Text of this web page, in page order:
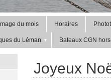
Image du mois Horaires
du Léman Bateaux CGN
Joyeux